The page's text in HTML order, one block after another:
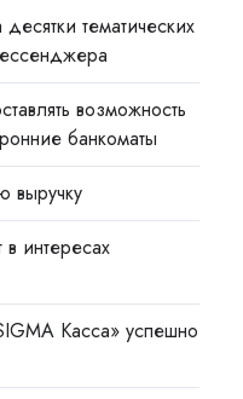
тематических
возможность
банкоматы
выручку
интересах
Касса» успешно